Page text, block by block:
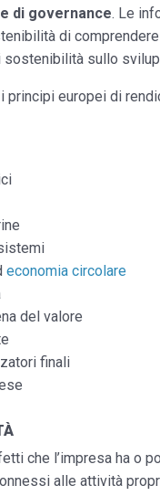
di governance. Le
di
sullo
principi europei di
economia circolare
del valore
finali
che l’impresa ha o
alle attività